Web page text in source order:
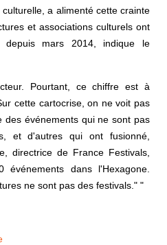
a alimenté cette crainte
et associations culturels ont
mars 2014, indique le
Pourtant, ce chiffre est à
cette cartocrise, on ne voit pas
des événements qui ne sont pas
et d'autres qui ont fusionné,
directrice de France Festivals,
dans l'Hexagone.
ne sont pas des festivals." "